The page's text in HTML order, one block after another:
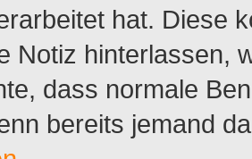
hat. Diese
Notiz hinterlassen,
dass normale
bereits jemand